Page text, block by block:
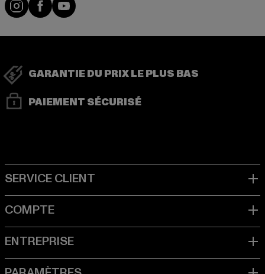
GARANTIE DU PRIX LE PLUS BAS
PAIEMENT SÉCURISÉ